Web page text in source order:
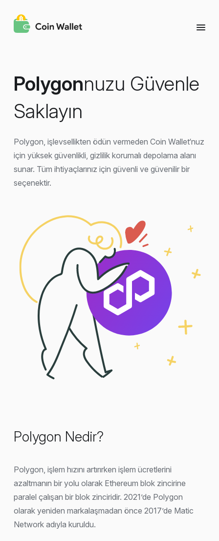
Polygonnuzu Güvenle
Saklayın
Polygon, işlevsellikten ödün vermeden Coin Wallet‘nuz
için yüksek güvenlikli, gizlilik korumalı depolama alanı
sunar. Tüm ihtiyaçlarınız için güvenli ve güvenilir bir
seçenektir.
Polygon Nedir?
Polygon, işlem hızını artırırken işlem ücretlerini
azaltmanın bir yolu olarak Ethereum blok zincirine
paralel çalışan bir blok zinciridir. 2021’de Polygon
olarak yeniden markalaşmadan önce 2017’de Matic
Network adıyla kuruldu.